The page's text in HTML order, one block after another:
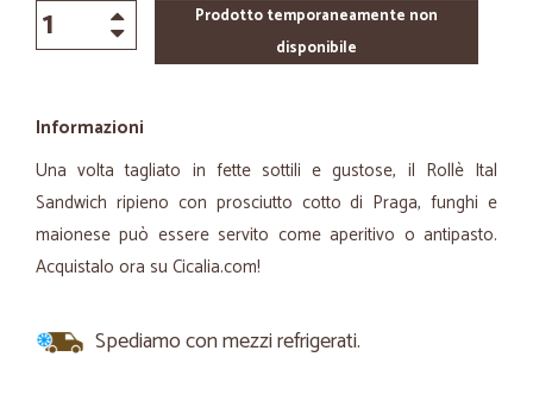
Prodotto temporaneamente non
disponibile
Informazioni
Una volta tagliato in fette sottili e gustose, il Rollè Ital
Sandwich ripieno con prosciutto cotto di Praga, funghi e
maionese può essere servito come aperitivo o antipasto.
Acquistalo ora su Cicalia.com!
Spediamo con mezzi refrigerati.